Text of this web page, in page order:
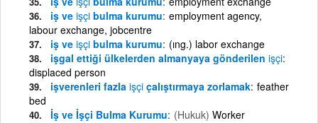
iş ve işçi bulma kurumu employment agency,
labour exchange, jobcentre
iş ve işçi bulma kurumu (ıng.) labor exchange
işgal ettiği ülkelerden almanyaya gönderilen işçi
displaced person
işverenleri fazla işçi çalıştırmaya zorlamak feather
bed
İş ve İşçi Bulma Kurumu (Hukuk) Worker